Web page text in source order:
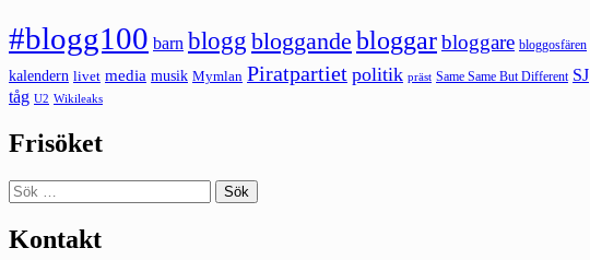
#blogg100 barn blogg bloggande bloggarbloggare bloggosfären
kalendern livet media musik Mymlan Piratpartiet politik präst Same Same But Different SJ
tåg U2 Wikileaks
Frisöket
Sök
efter:
Kontakt